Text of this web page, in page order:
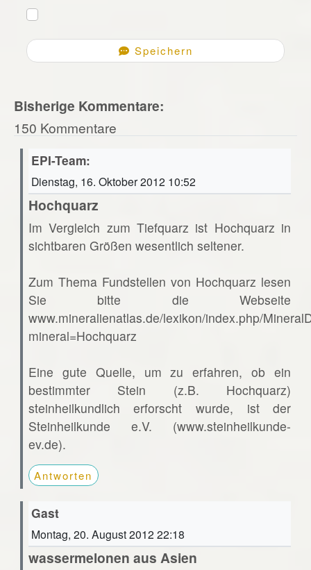
Speichern
Bisherige Kommentare:
150 Kommentare
EPI-Team:
Dienstag, 16. Oktober 2012 10:52
Hochquarz
Im Vergleich zum Tiefquarz ist Hochquarz in
sichtbaren Größen wesentlich seltener.
Zum Thema Fundstellen von Hochquarz lesen
Sie bitte die Webseite
www.mineralienatlas.de/lexikon/index.php/
mineral=Hochquarz
Eine gute Quelle, um zu erfahren, ob ein
bestimmter Stein (z.B. Hochquarz)
steinheilkundlich erforscht wurde, ist der
Steinheilkunde e.V. (www.steinheilkunde-
ev.de).
Antworten
Gast
Montag, 20. August 2012 22:18
wassermelonen aus Asien